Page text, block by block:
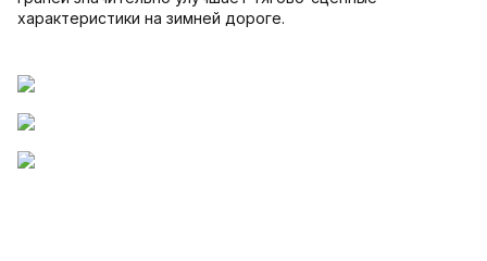
характеристики на зимней дороге.